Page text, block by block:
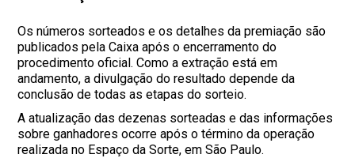
Os números sorteados e os detalhes da premiação são
publicados pela Caixa após o encerramento do
procedimento oficial. Como a extração está em
andamento, a divulgação do resultado depende da
conclusão de todas as etapas do sorteio.
A atualização das dezenas sorteadas e das informações
sobre ganhadores ocorre após o término da operação
realizada no Espaço da Sorte, em São Paulo.